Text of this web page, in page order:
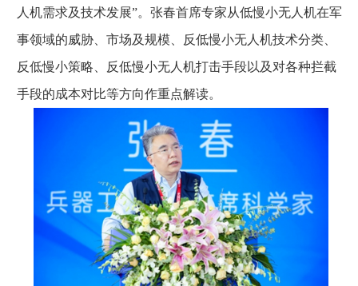
人机需求及技术发展”。张春首席专家从低慢小无人机在军
事领域的威胁、市场及规模、反低慢小无人机技术分类、
反低慢小策略、反低慢小无人机打击手段以及对各种拦截
手段的成本对比等方向作重点解读。